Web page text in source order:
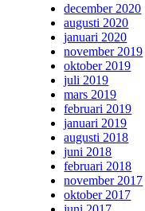
december 2020
augusti 2020
januari 2020
november 2019
oktober 2019
juli 2019
mars 2019
februari 2019
januari 2019
augusti 2018
juni 2018
februari 2018
november 2017
oktober 2017